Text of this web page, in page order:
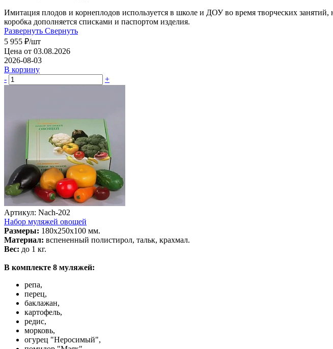
Имитация плодов и корнеплодов используется в школе и ДОУ во время творческих
коробка дополняется списками и паспортом изделия.
Развернуть Свернуть
5 955 ₽/шт
Цена от 03.08.2026
2026-08-03
В корзину
-
+
Артикул: Nach-202
Набор муляжей овощей
Размеры: 180х250х100 мм.
Материал: вспененный полистирол, тальк, крахмал.
Вес: до 1 кг.
В комплекте 8 муляжей:
репа,
перец,
баклажан,
картофель,
редис,
морковь,
огурец "Неросимый",